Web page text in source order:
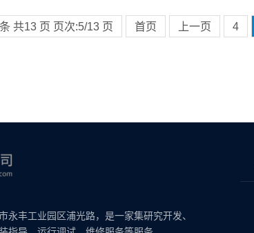
共13 页 页次:5/13 页 首页 上一页 4
丰工业园区浦光路，是一家集研究开发、